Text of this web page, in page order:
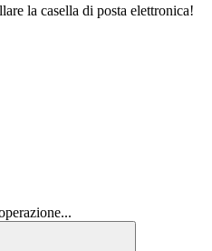
la casella di posta elettronica!